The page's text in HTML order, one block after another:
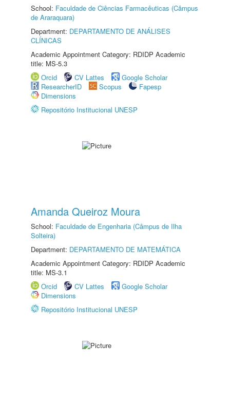
School: Faculdade de Ciências Farmacêuticas (Câmpus
de Araraquara)
Department: DEPARTAMENTO DE ANÁLISES
CLÍNICAS
Academic Appointment Category: RDIDP Academic
title: MS-5.3
Orcid
CV Lattes
Google Scholar
ResearcherID
Scopus
Fapesp
Dimensions
Repositório Institucional UNESP
Amanda Queiroz Moura
School: Faculdade de Engenharia (Câmpus de Ilha
Solteira)
Department: DEPARTAMENTO DE MATEMÁTICA
Academic Appointment Category: RDIDP Academic
title: MS-3.1
Orcid
CV Lattes
Google Scholar
Dimensions
Repositório Institucional UNESP